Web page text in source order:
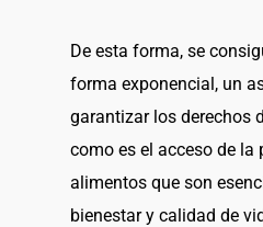
De esta forma, se
forma exponencial, un
garantizar los derechos
como es el acceso de
alimentos que son
bienestar y calidad de